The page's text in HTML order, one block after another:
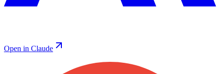
Open in Claude